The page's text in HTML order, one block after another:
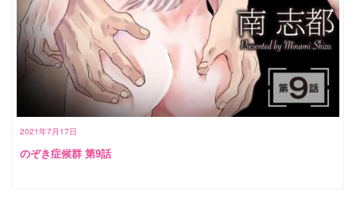
2021年7月17日
のぞき症候群 第9話